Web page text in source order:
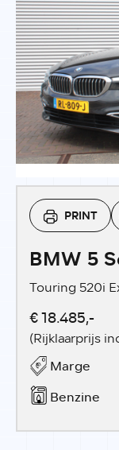
PRINT
BMW 5
Touring 520i
€ 18.485,-
(Rijklaarprijs
Marge
Benzine